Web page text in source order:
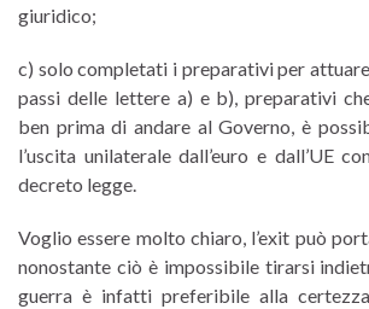
giuridico;
c) solo completati i preparativi per
passi delle lettere a) e b), preparativi
ben prima di andare al Governo, è
l’uscita unilaterale dall’euro e dall’UE
decreto legge.
Voglio essere molto chiaro, l’exit può
nonostante ciò è impossibile tirarsi
guerra è infatti preferibile alla